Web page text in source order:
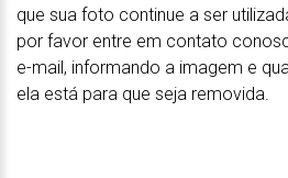
que sua foto continue a ser
por favor entre em contato
e-mail, informando a imagem e
ela está para que seja removida.